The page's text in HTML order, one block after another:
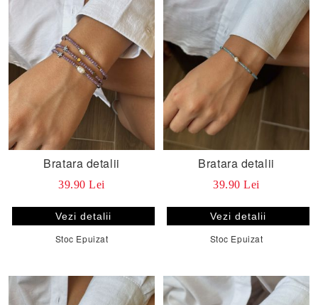
Bratara detalii
39.90 Lei
Vezi detalii
Stoc Epuizat
Bratara detalii
39.90 Lei
Vezi detalii
Stoc Epuizat